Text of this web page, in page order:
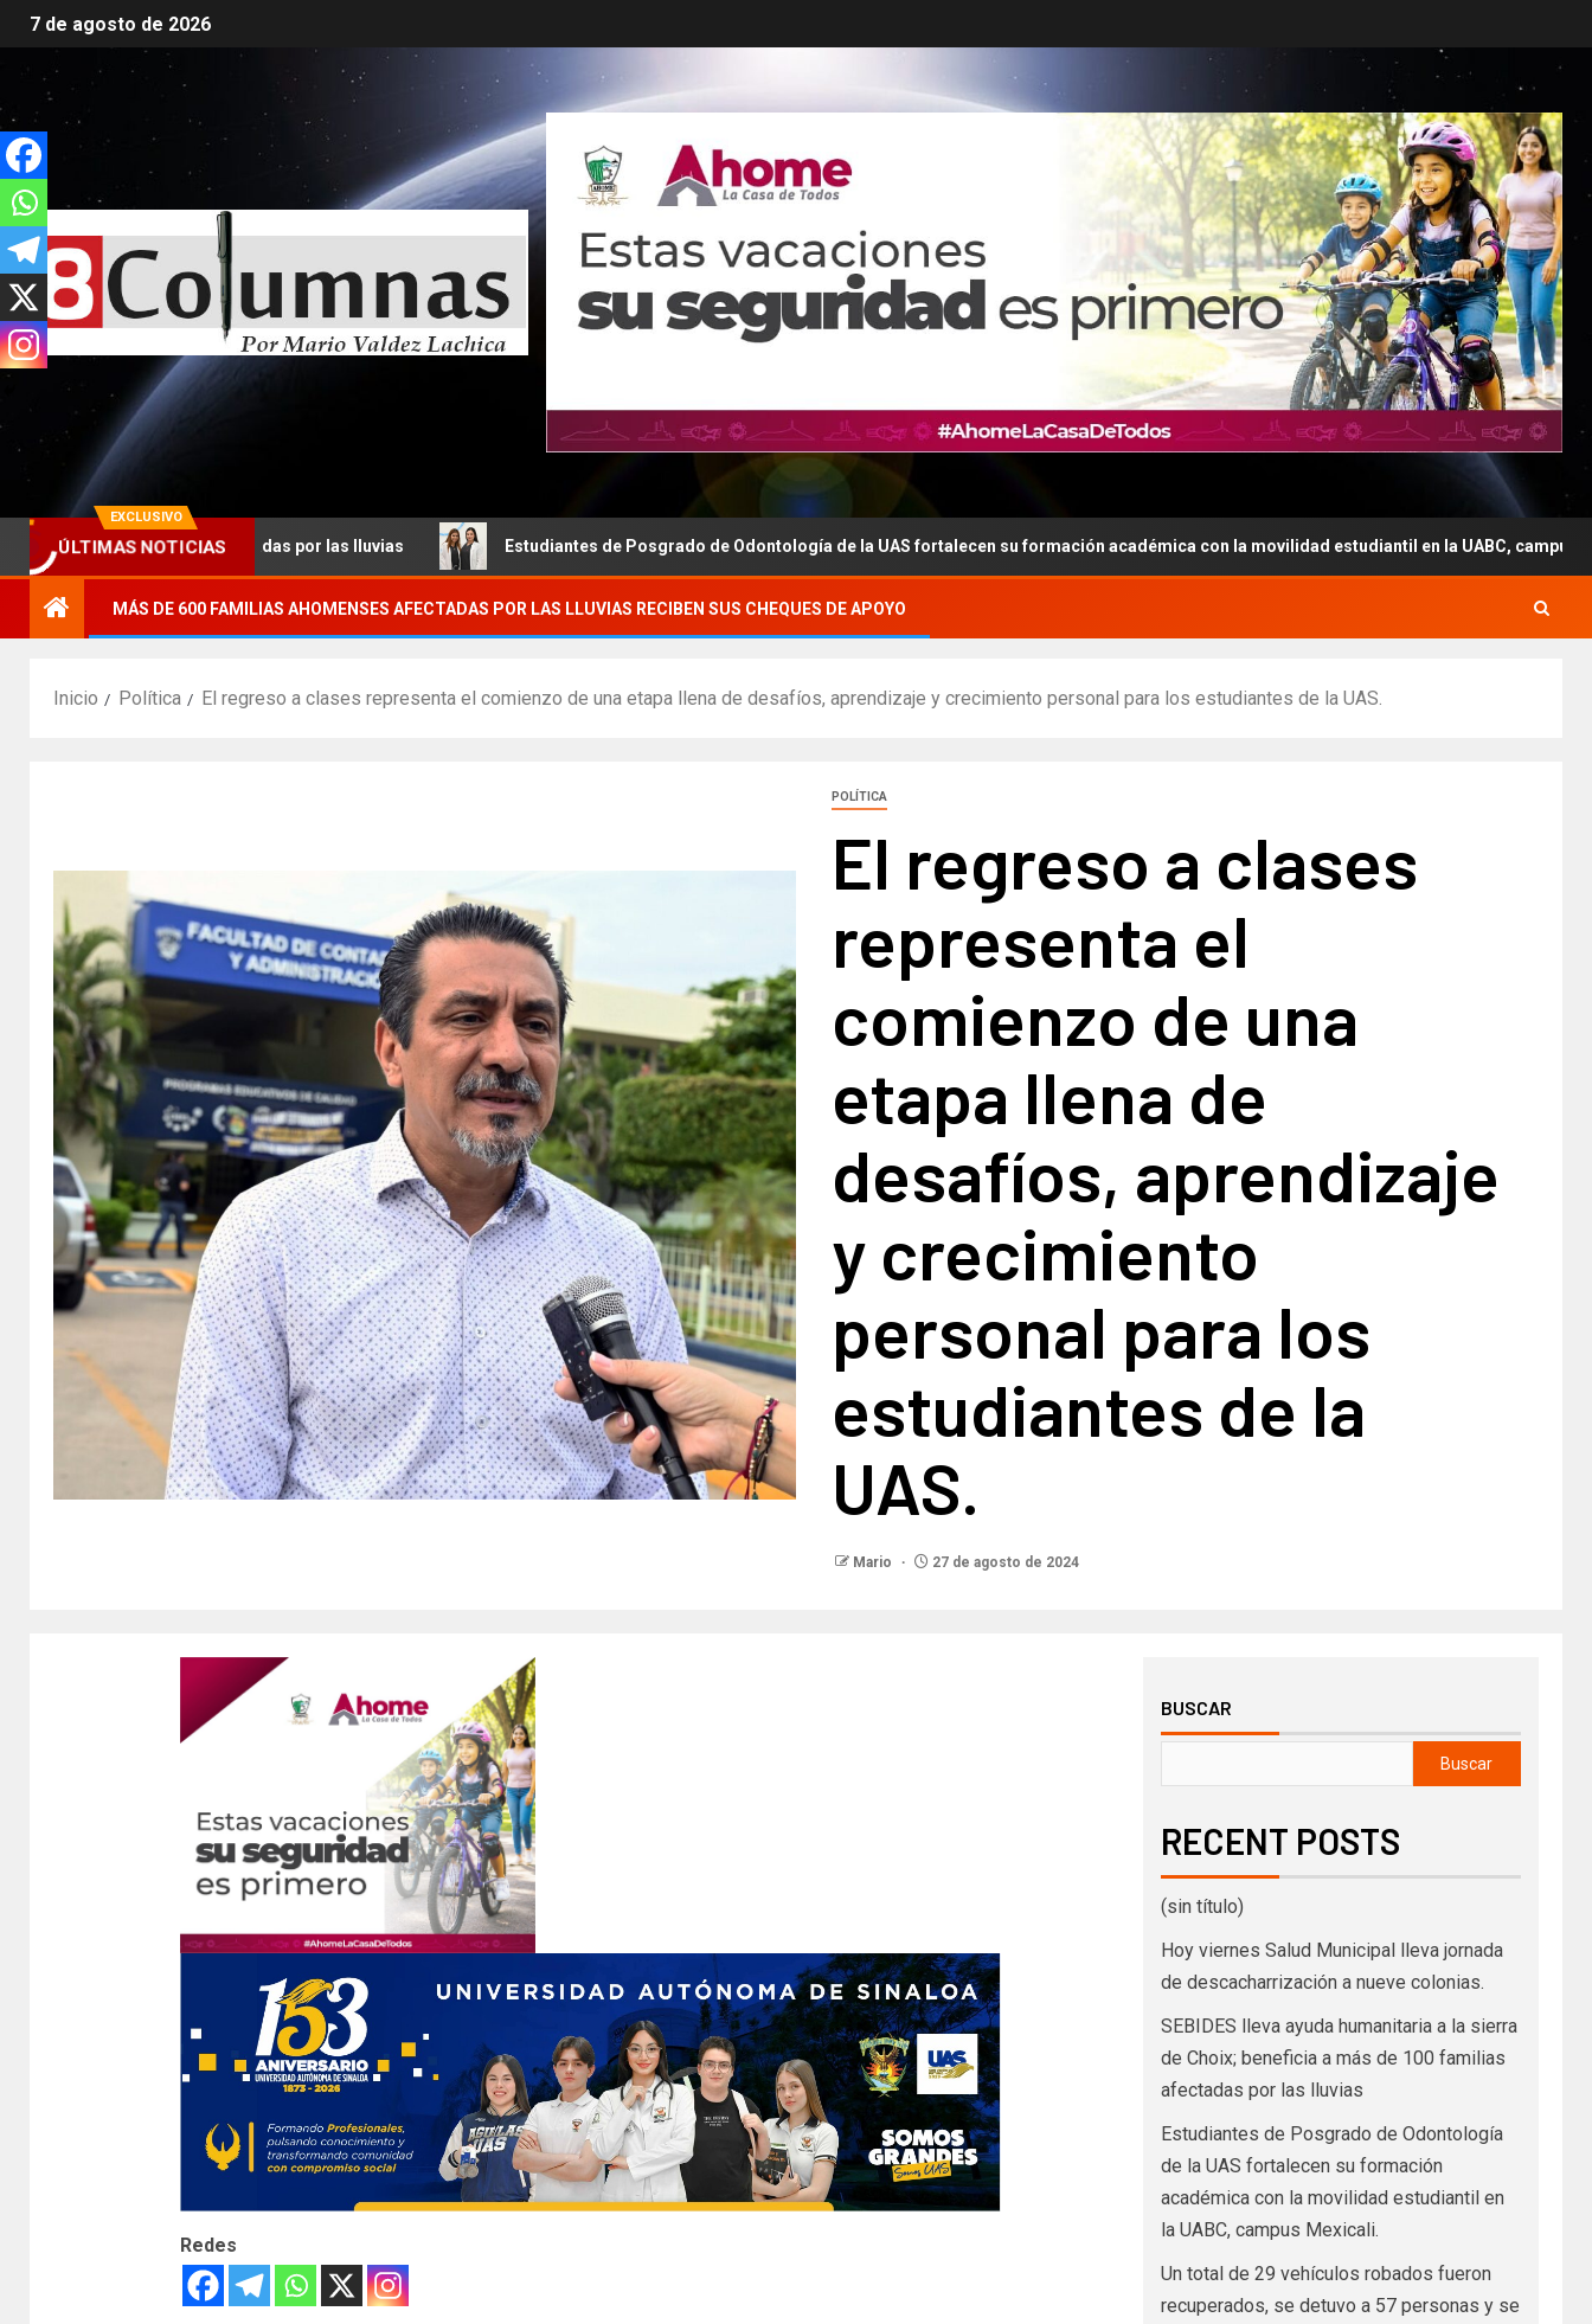
7 de agosto de 2026
EXCLUSIVO
ÚLTIMAS NOTICIAS
afectadas por las lluvias Estudiantes de Posgrado de Odontología de la UAS fortalecen su formación académica con la movilidad estudiantil en la UABC, campus Mexicali.
MÁS DE 600 FAMILIAS AHOMENSES AFECTADAS POR LAS LLUVIAS RECIBEN SUS CHEQUES DE APOYO
Inicio Política El regreso a clases representa el comienzo de una etapa llena de desafíos, aprendizaje y crecimiento personal para los estudiantes de la UAS.
POLÍTICA
El regreso a clases
representa el
comienzo de una
etapa llena de
desafíos, aprendizaje
y crecimiento
personal para los
estudiantes de la
UAS.
Mario 27 de agosto de 2024
Redes
BUSCAR
Buscar
RECENT POSTS
(sin título)
Hoy viernes Salud Municipal lleva jornada
de descacharrización a nueve colonias.
SEBIDES lleva ayuda humanitaria a la sierra
de Choix; beneficia a más de 100 familias
afectadas por las lluvias
Estudiantes de Posgrado de Odontología
de la UAS fortalecen su formación
académica con la movilidad estudiantil en
la UABC, campus Mexicali.
Un total de 29 vehículos robados fueron
recuperados, se detuvo a 57 personas y se